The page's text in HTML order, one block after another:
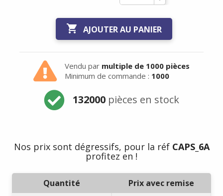
 AJOUTER AU PANIER
Vendu par multiple de 1000 pièces
Minimum de commande : 1000
132000 pièces en stock
Nos prix sont dégressifs, pour la réf CAPS_6A
profitez en !
Quantité
Prix avec remise